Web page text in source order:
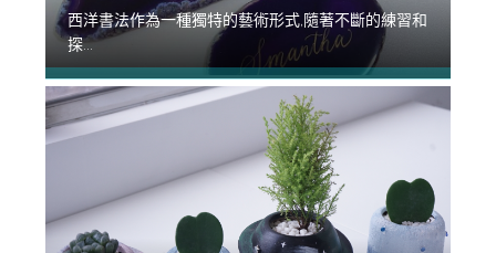
西洋書法作為一種獨特的藝術形式,隨著不斷的練習和
探...